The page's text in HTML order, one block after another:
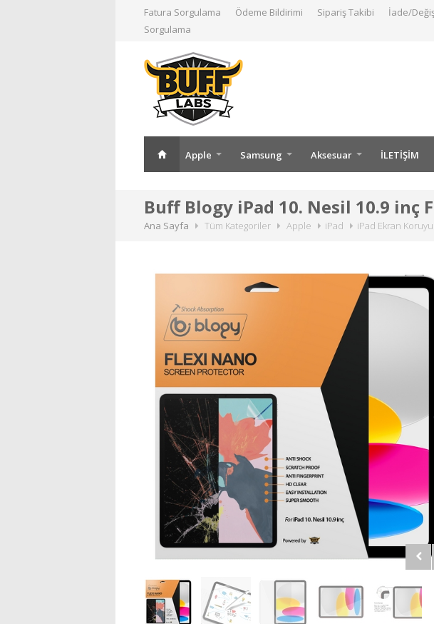
Fatura Sorgulama Ödeme Bildirimi Sipariş Takibi İade/
Sorgulama
Apple Samsung Aksesuar İLETİŞİM
Buff Blogy iPad 10. Nesil 10.9 inç
Ana Sayfa Tüm Kategoriler Apple iPad iPad Ekran